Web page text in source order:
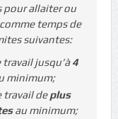
pour allaiter ou
temps de
suivantes:
jusqu’à4
minimum;
travail deplus
au minimum;